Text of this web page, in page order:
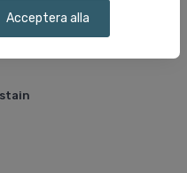
Acceptera alla